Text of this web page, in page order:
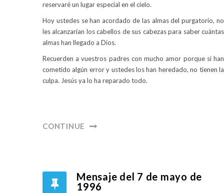
reservaré un lugar especial en el cielo.
Hoy ustedes se han acordado de las almas del purgatorio, no
les alcanzarían los cabellos de sus cabezas para saber cuántas
almas han llegado a Dios.
Recuerden a vuestros padres con mucho amor porque si han
cometido algún error y ustedes los han heredado, no tienen la
culpa. Jesús ya lo ha reparado todo.
CONTINUE
Mensaje del 7 de mayo de
1996